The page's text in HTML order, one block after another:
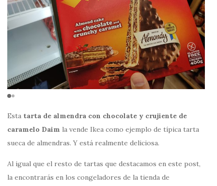
Esta tarta de almendra con chocolate y crujiente de
caramelo Daim la vende Ikea como ejemplo de típica tarta
sueca de almendras. Y está realmente deliciosa.
Al igual que el resto de tartas que destacamos en este post,
la encontrarás en los congeladores de la tienda de